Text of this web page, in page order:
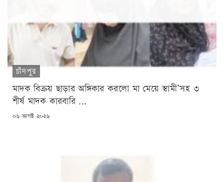
চাঁদপুর
মাদক বিক্রয় ছাড়ার অঙ্গিকার করলো মা মেয়ে স্বামী’সহ ৩
শীর্ষ মাদক কারবারি ...
POSTED
০৬ আগষ্ট ২০২৬